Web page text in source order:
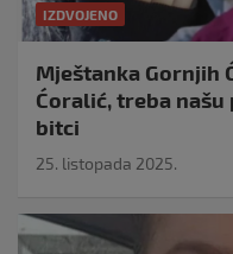
IZDVOJENO
Mještanka Gornjih
Ćoralić, treba
bitci
25. listopada 2025.